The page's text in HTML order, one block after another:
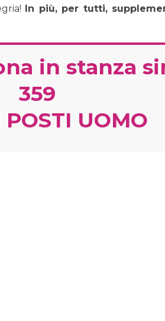
In più, per tutti,
in stanza
359
POSTI UOMO